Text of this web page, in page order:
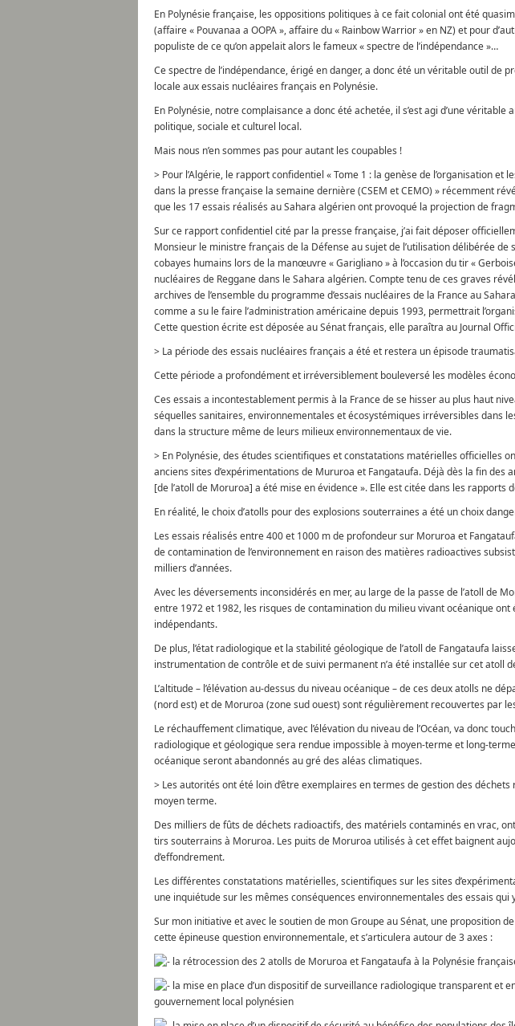
En Polynésie française, les oppositions politiques à ce fait colonial ont été
(affaire « Pouvanaa a OOPA », affaire du « Rainbow Warrior » en NZ) et pour
populiste de ce qu’on appelait alors le fameux « spectre de l’indépendance »…
Ce spectre de l’indépendance, érigé en danger, a donc été un véritable outil de
locale aux essais nucléaires français en Polynésie.
En Polynésie, notre complaisance a donc été achetée, il s’est agi d’une
politique, sociale et culturel local.
Mais nous n’en sommes pas pour autant les coupables !
> Pour l’Algérie, le rapport confidentiel « Tome 1 : la genèse de l’organisation
dans la presse française la semaine dernière (CSEM et CEMO) » récemment
que les 17 essais réalisés au Sahara algérien ont provoqué la projection de
Sur ce rapport confidentiel cité par la presse française, j’ai fait déposer
Monsieur le ministre français de la Défense au sujet de l’utilisation délibérée de
cobayes humains lors de la manœuvre « Garigliano » à l’occasion du tir «
nucléaires de Reggane dans le Sahara algérien. Compte tenu de ces graves
archives de l’ensemble du programme d’essais nucléaires de la France au
comme a su le faire l’administration américaine depuis 1993, permettrait
Cette question écrite est déposée au Sénat français, elle paraîtra au Journal
> La période des essais nucléaires français a été et restera un épisode
Cette période a profondément et irréversiblement bouleversé les modèles
Ces essais a incontestablement permis à la France de se hisser au plus haut
séquelles sanitaires, environnementales et écosystémiques irréversibles dans
dans la structure même de leurs milieux environnementaux de vie.
> En Polynésie, des études scientifiques et constatations matérielles officielles
anciens sites d’expérimentations de Mururoa et Fangataufa. Déjà dès la fin
[de l’atoll de Moruroa] a été mise en évidence ». Elle est citée dans les rapports
En réalité, le choix d’atolls pour des explosions souterraines a été un choix
Les essais réalisés entre 400 et 1000 m de profondeur sur Moruroa et
de contamination de l’environnement en raison des matières radioactives
milliers d’années.
Avec les déversements inconsidérés en mer, au large de la passe de l’atoll de
entre 1972 et 1982, les risques de contamination du milieu vivant océanique
indépendants.
De plus, l’état radiologique et la stabilité géologique de l’atoll de Fangataufa
instrumentation de contrôle et de suivi permanent n’a été installée sur cet atoll
L’altitude – l’élévation au-dessus du niveau océanique – de ces deux atolls ne
(nord est) et de Moruroa (zone sud ouest) sont régulièrement recouvertes par
Le réchauffement climatique, avec l’élévation du niveau de l’Océan, va donc
radiologique et géologique sera rendue impossible à moyen-terme et long-
océanique seront abandonnés au gré des aléas climatiques.
> Les autorités ont été loin d’être exemplaires en termes de gestion des
moyen terme.
Des milliers de fûts de déchets radioactifs, des matériels contaminés en vrac,
tirs souterrains à Moruroa. Les puits de Moruroa utilisés à cet effet baignent
d’effondrement.
Les différentes constatations matérielles, scientifiques sur les sites
une inquiétude sur les mêmes conséquences environnementales des essais qui
Sur mon initiative et avec le soutien de mon Groupe au Sénat, une proposition
cette épineuse question environnementale, et s’articulera autour de 3 axes :
la rétrocession des 2 atolls de Moruroa et Fangataufa à la Polynésie
la mise en place d’un dispositif de surveillance radiologique transparent et
gouvernement local polynésien